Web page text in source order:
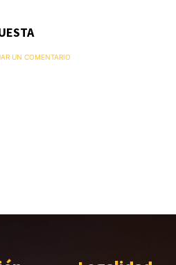
UN COMENTARIO